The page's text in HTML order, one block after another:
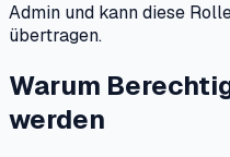
Admin und kann diese
übertragen.
Warum
werden